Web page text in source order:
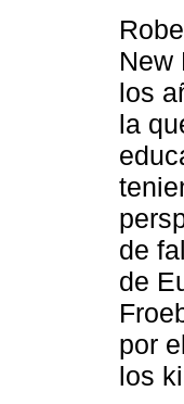
New
los
la
de
de
por
los